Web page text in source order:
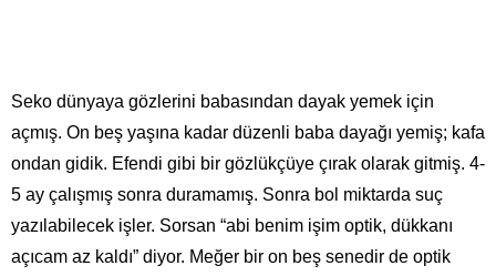
Seko dünyaya gözlerini babasından dayak yemek için
açmış. On beş yaşına kadar düzenli baba dayağı yemiş; kafa
ondan gidik. Efendi gibi bir gözlükçüye çırak olarak gitmiş. 4-
5 ay çalışmış sonra duramamış. Sonra bol miktarda suç
yazılabilecek işler. Sorsan “abi benim işim optik, dükkanı
açıcam az kaldı” diyor. Meğer bir on beş senedir de optik